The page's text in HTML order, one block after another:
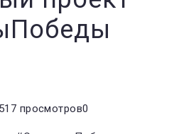
517 просмотров0